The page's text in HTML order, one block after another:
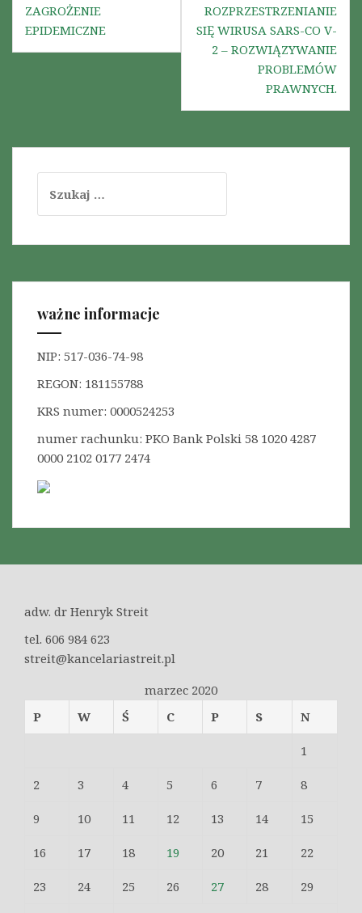
N
a
a
p
ZAGROŻENIE
EPIDEMICZNE
ROZPRZESTRZENIANIE
SIĘ WIRUSA SARS-CO V-
2 – ROZWIĄZYWANIE
PROBLEMÓW
PRAWNYCH.
u
k
j
ważne informacje
NIP: 517-036-74-98
REGON: 181155788
KRS numer: 0000524253
numer rachunku: PKO Bank Polski 58 1020 4287
0000 2102 0177 2474
adw. dr Henryk Streit
tel. 606 984 623
streit@kancelariastreit.pl
marzec 2020
P
W Ś C P S N
1
2 3 4 5 6 7 8
9 10 11 12 13 14 15
16 17 18 19 20 21 22
23 24 25 26 27 28 29